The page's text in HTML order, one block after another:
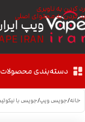
رد کردن به ناوبری
رد کردن به محتوای اصلی
ویپ
IRAN
دسته‌بندی محصولات
خانه/جویس ویپ/جویس با